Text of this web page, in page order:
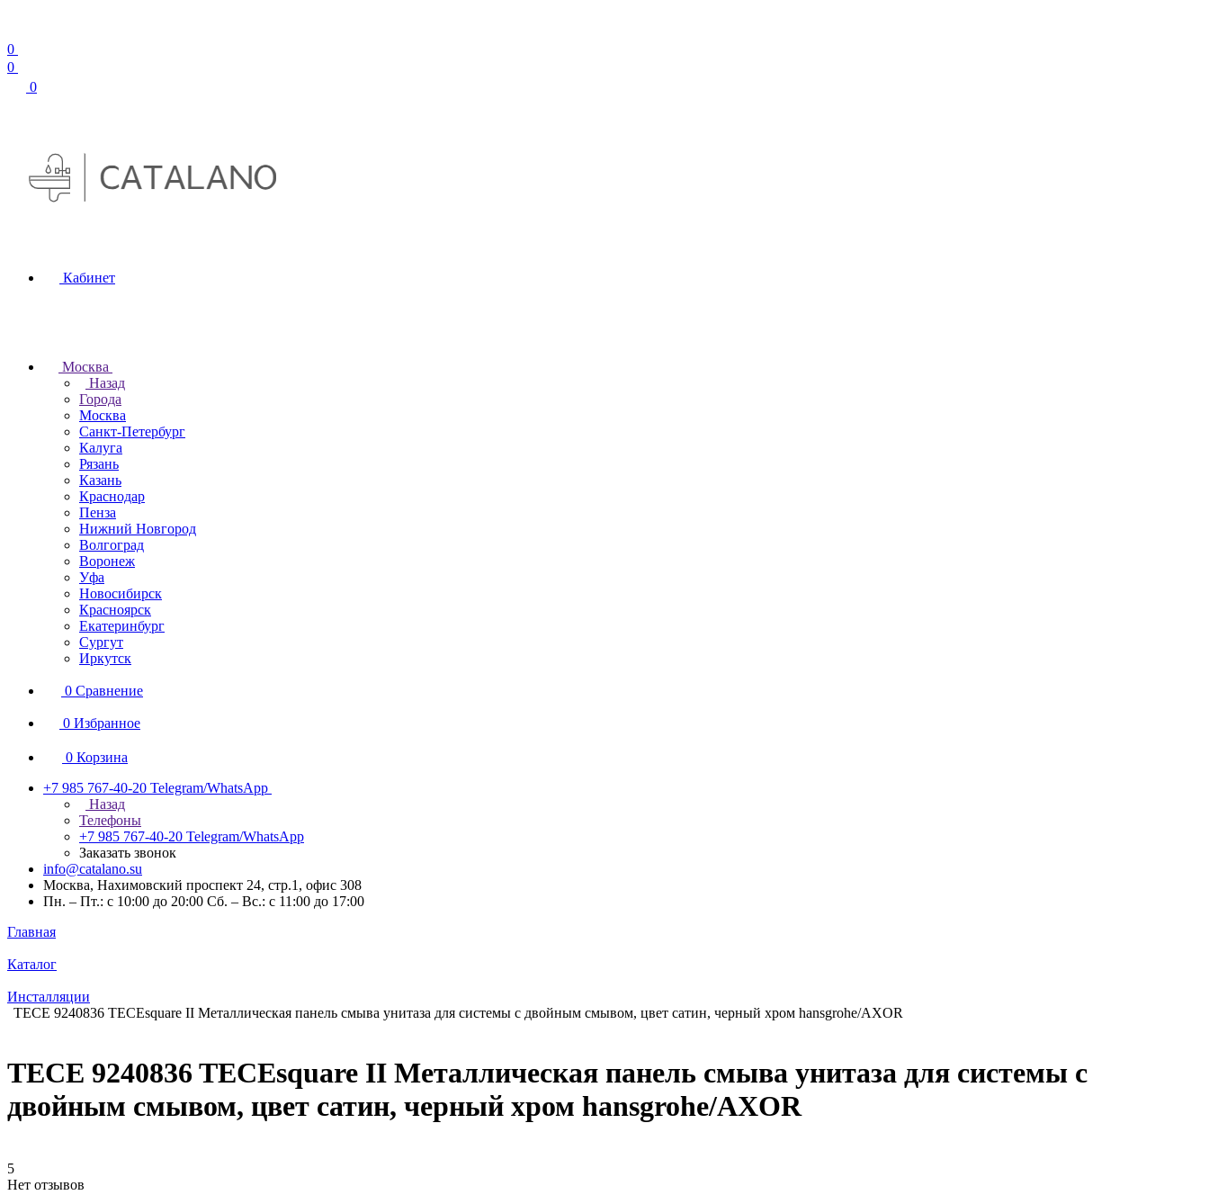
0
0
0
Кабинет
Москва
Назад
Города
Москва
Санкт-Петербург
Калуга
Рязань
Казань
Краснодар
Пенза
Нижний Новгород
Волгоград
Воронеж
Уфа
Новосибирск
Красноярск
Екатеринбург
Сургут
Иркутск
0 Сравнение
0 Избранное
0 Корзина
+7 985 767-40-20 Telegram/WhatsApp
Назад
Телефоны
+7 985 767-40-20 Telegram/WhatsApp
Заказать звонок
info@catalano.su
Москва, Нахимовский проспект 24, стр.1, офис 308
Пн. – Пт.: с 10:00 до 20:00 Сб. – Вс.: с 11:00 до 17:00
Главная
Каталог
Инсталляции
TECE 9240836 TECEsquare II Металлическая панель смыва унитаза для системы с двойным смывом, цвет сатин, черный хром hansgrohe/AXOR
TECE 9240836 TECEsquare II Металлическая панель смыва унитаза для системы с
двойным смывом, цвет сатин, черный хром hansgrohe/AXOR
5
Нет отзывов